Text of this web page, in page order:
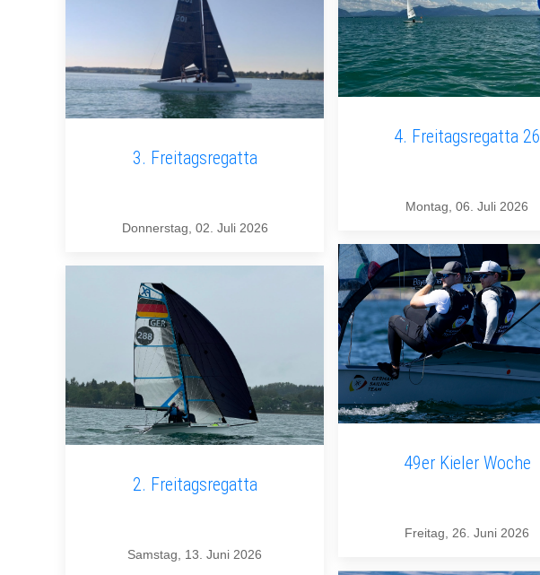
4. Freitagsregatta 26
Montag, 06. Juli 2026
3. Freitagsregatta
Donnerstag, 02. Juli 2026
49er Kieler Woche
Freitag, 26. Juni 2026
2. Freitagsregatta
Samstag, 13. Juni 2026